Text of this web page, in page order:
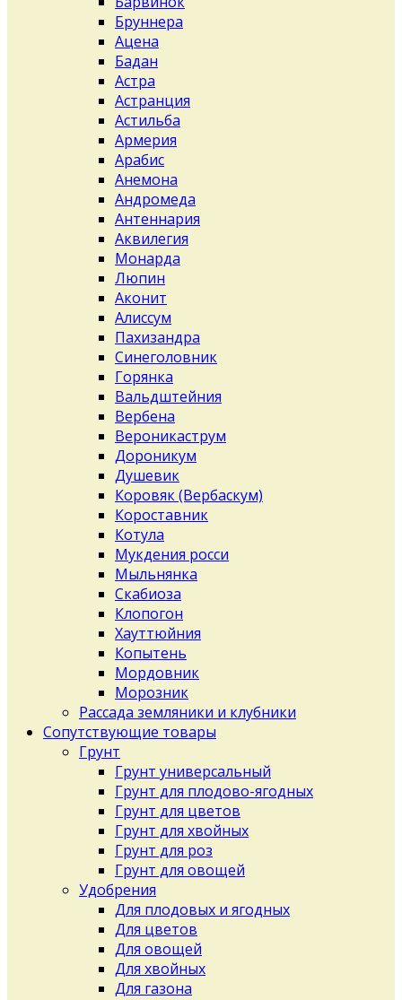
Бруннера
Ацена
Бадан
Астра
Астранция
Астильба
Армерия
Арабис
Анемона
Андромеда
Антеннария
Аквилегия
Монарда
Люпин
Аконит
Алиссум
Пахизандра
Синеголовник
Горянка
Вальдштейния
Вербена
Вероникаструм
Дороникум
Душевик
Коровяк (Вербаскум)
Короставник
Котула
Мукдения росси
Мыльнянка
Скабиоза
Клопогон
Хауттюйния
Копытень
Мордовник
Морозник
Рассада земляники и клубники
Сопутствующие товары
Грунт
Грунт универсальный
Грунт для плодово-ягодных
Грунт для цветов
Грунт для хвойных
Грунт для роз
Грунт для овощей
Удобрения
Для плодовых и ягодных
Для цветов
Для овощей
Для хвойных
Для газона